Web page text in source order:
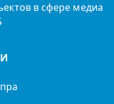
в сфере медиа